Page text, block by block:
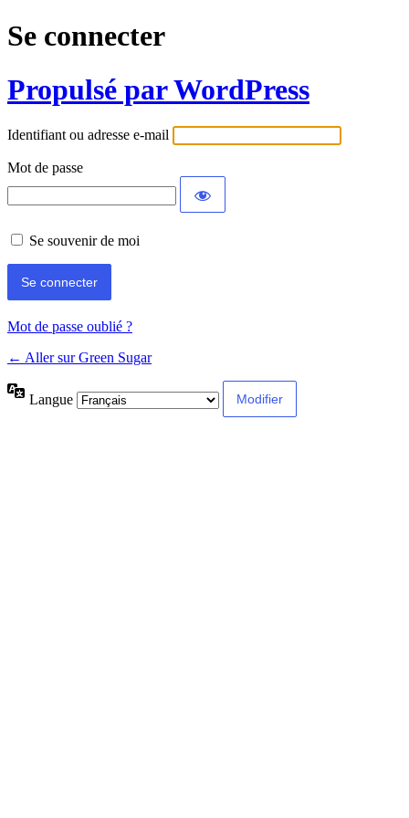
Se connecter
Propulsé par WordPress
Identifiant ou adresse e-mail
Mot de passe
Se souvenir de moi
Mot de passe oublié ?
← Aller sur Green Sugar
Langue